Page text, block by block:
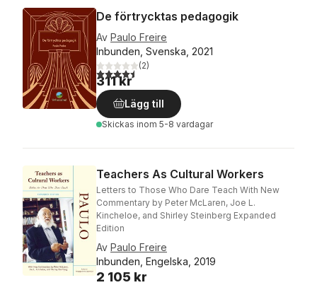
De förtrycktas pedagogik
Av Paulo Freire
Inbunden, Svenska, 2021
4,5utav 5 stjärnor. Totalt antal röster:
(2)
311 kr
Lägg till
Skickas inom 5-8 vardagar
Teachers As Cultural Workers
Letters to Those Who Dare Teach With New
Commentary by Peter McLaren, Joe L.
Kincheloe, and Shirley Steinberg Expanded
Edition
Av Paulo Freire
Inbunden, Engelska, 2019
2 105 kr